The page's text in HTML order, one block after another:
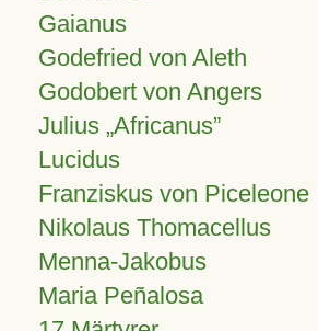
Gaianus
Godefried von Aleth
Godobert von Angers
Julius Africanus
Lucidus
Franziskus von Piceleone
Nikolaus Thomacellus
Menna-Jakobus
Maria Peñalosa